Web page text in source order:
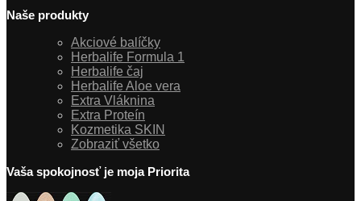
Naše produkty
Akciové balíčky
Herbalife Formula 1
Herbalife čaj
Herbalife Aloe vera
Extra Vláknina
Extra Proteín
Kozmetika SKIN
Zobraziť všetko
Vaša spokojnosť je moja Priorita